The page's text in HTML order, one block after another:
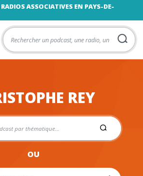
ASSOCIATIVES EN PAYS-DE-
REY
OU